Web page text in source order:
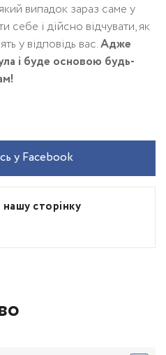
випадок зараз саме у
і дійсно відчувати, як
у відповідь вас.Адже
і буде основою будь-
сторінку
у Facebook